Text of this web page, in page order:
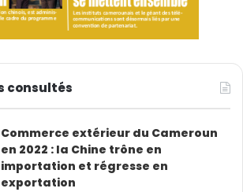
consultés
Commerce extérieur du Cameroun
en 2022 : la Chine trône en
importation et régresse en
exportation